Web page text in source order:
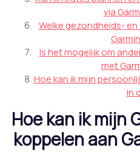
via
Welke gezondheids-
Is het mogelijk om
met
Hoe kan ik mijn
in
Hoe kan ik mijn
koppelen aan